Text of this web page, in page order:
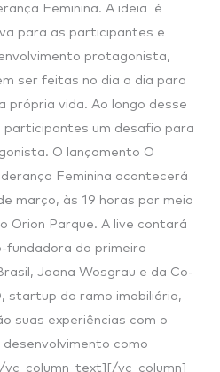
Feminina. A ideia é
para as participantes e
protagonista,
ser feitas no dia a dia para
própria vida. Ao longo desse
um desafio para
O lançamento O
Feminina acontecerá
março, às 19 horas por meio
Orion Parque. A live contará
fundadora do primeiro
Joana Wosgrau e da Co-
startup do ramo imobiliário,
suas experiências com o
como
vc_column]